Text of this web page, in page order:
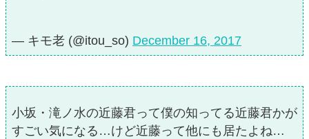
— キモ老 (@itou_so) December 16, 2017
小坂・滝ノ水の近藤君って僕の知ってる近藤君かが
すごい気になる…けど近藤って他にも居たよね…